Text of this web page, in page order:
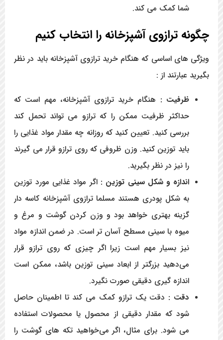
شما کمک می کند.
چگونه ترازوی آشپزخانه را انتخاب کنیم
ویژگی های اساسی که هنگام خرید ترازوی آشپزخانه باید در نظر
بگیرید عبارتند از :
ظرفیت : هنگام خرید ترازوی آشپزخانه، مهم است که
حداکثر ظرفیت ممکن را که ترازو می تواند تحمل کند
بررسی کنید. تعیین کنید که روزانه چه مقدار مواد غذایی را
باید توزین کنید. وزن ظروفی که روی ترازو قرار می گیرند
را نیز در نظر بگیرید.
اندازه و شکل سینی توزین : اگر مواد غذایی مورد توزین
به شکل پودری هستند مسلما ترازوی آشپزخانه کاسه دار
گزینه بهتری خواهد بود و وزن کردن گوشت و مرغ و
میوه با سینی مسطح آسان تر است. در ضمن اندازه مواد
نیز بسیار مهم است زیرا اگر چیزی که روی ترازو قرار
می‌دهید بزرگتر از ابعاد سینی توزین باشد، ممکن است
اندازه گیری دقیقی صورت نگیرد.
دقت : دقت یک ترازو کمک می کند تا اطمینان حاصل
شود که مقدار دقیقی از محصول یا محصولات استفاده
می شود. برای مثال، اگر می‌خواهید تکه های گوشت را